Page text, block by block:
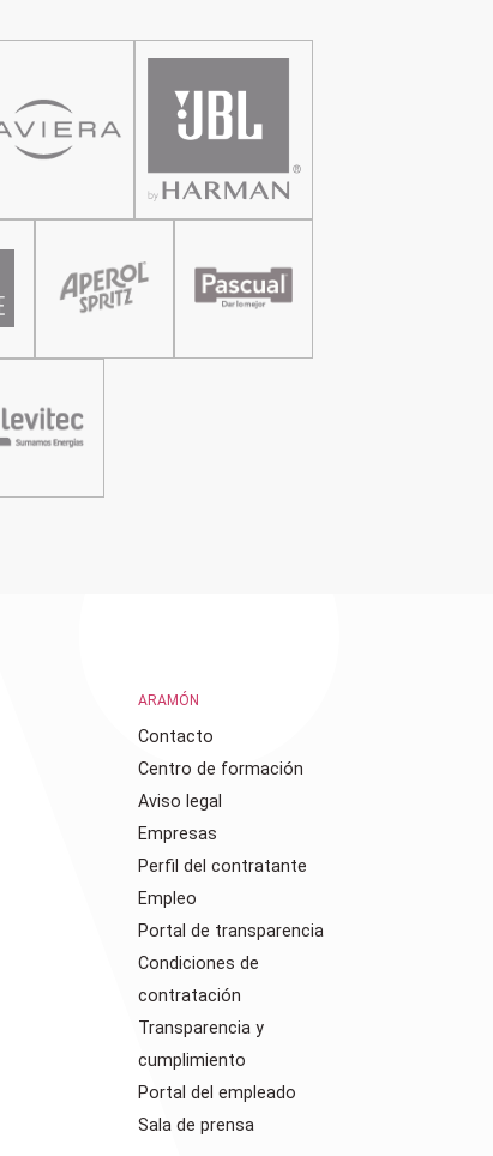
ARAMÓN
Contacto
Centro de formación
Aviso legal
Empresas
Perfil del contratante
Empleo
Portal de transparencia
Condiciones de
contratación
Transparencia y
cumplimiento
Portal del empleado
Sala de prensa